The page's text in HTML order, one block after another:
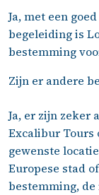
Ja, met een
begeleiding is
bestemming
Zijn er andere
Ja, er zijn zeker
Excalibur Tours
gewenste
Europese stad
bestemming,